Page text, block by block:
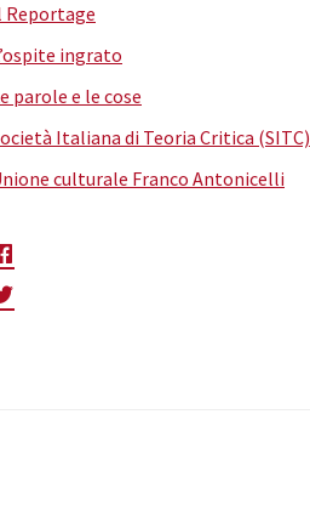
Reportage
ingrato
parole e le cose
Italiana di Teoria Critica (SITC)
culturale Franco Antonicelli